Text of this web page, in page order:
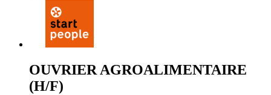
OUVRIER AGROALIMENTAIRE
(H/F)